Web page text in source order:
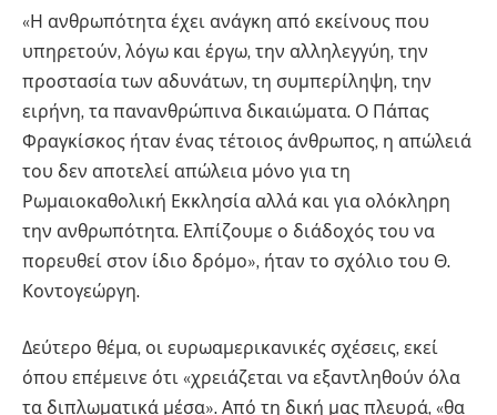
«Η ανθρωπότητα έχει ανάγκη από εκείνους που
υπηρετούν, λόγω και έργω, την αλληλεγγύη, την
προστασία των αδυνάτων, τη συμπερίληψη, την
ειρήνη, τα πανανθρώπινα δικαιώματα. Ο Πάπας
Φραγκίσκος ήταν ένας τέτοιος άνθρωπος, η απώλειά
του δεν αποτελεί απώλεια μόνο για τη
Ρωμαιοκαθολική Εκκλησία αλλά και για ολόκληρη
την ανθρωπότητα. Ελπίζουμε ο διάδοχός του να
πορευθεί στον ίδιο δρόμο», ήταν το σχόλιο του Θ.
Κοντογεώργη.
Δεύτερο θέμα, οι ευρωαμερικανικές σχέσεις, εκεί
όπου επέμεινε ότι «χρειάζεται να εξαντληθούν όλα
τα διπλωματικά μέσα». Από τη δική μας πλευρά, «θα